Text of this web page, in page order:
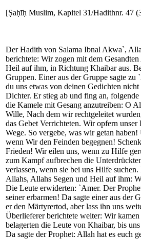
[Ṣaḥīḥ Muslim, Kapitel 31/Hadithnr. 47
Der Hadith von Salama Ibnal Akwa`,
berichtete: Wir zogen mit dem
Heil auf ihm, in Richtung Khaibar aus.
Gruppen. Einer aus der Gruppe sagte
du uns etwas von deinen Gedichten
Dichter. Er stieg ab und fing an,
die Kamele mit Gesang anzutreiben: O
Wille, Nach dem wir rechtgeleitet
das Gebet Verrichteten. Wir opfern
Wege. So vergebe, was wir getan haben!
wenn Wir den Feinden begegnen!
Frieden! Wir eilen uns, wenn zu Hilfe
zum Kampf aufbrechen die
verlassen, wenn sie bei uns Hilfe
Allahs, Allahs Segen und Heil auf ihm:
Die Leute erwiderten: `Amer. Der
seiner erbarmen! Da sagte einer aus der
er den Märtyrertod, aber lass ihn uns
Überlieferer berichtete weiter: Wir
belagerten die Leute von Khaibar, bis
Da sagte der Prophet: Allah hat es euch